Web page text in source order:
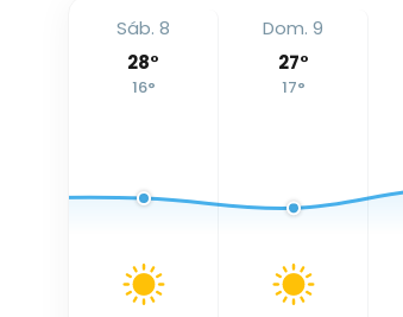
Sáb. 8
28°
16°
Dom. 9
27°
17°